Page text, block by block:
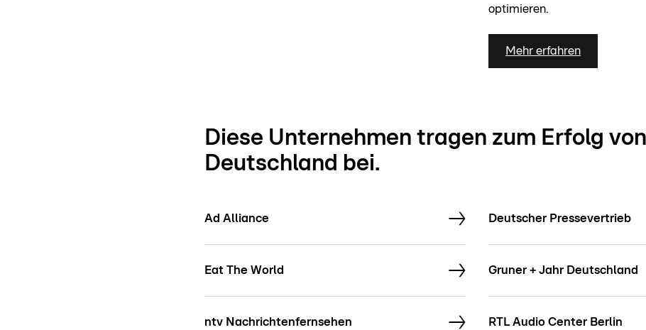
optimieren.
Mehr erfahren
Diese Unternehmen tragen zum Erfolg
Deutschland bei.
Ad Alliance Deutscher Pressevertrieb
Eat The World Gruner + Jahr Deutschland
ntv Nachrichtenfernsehen RTL Audio Center Berlin